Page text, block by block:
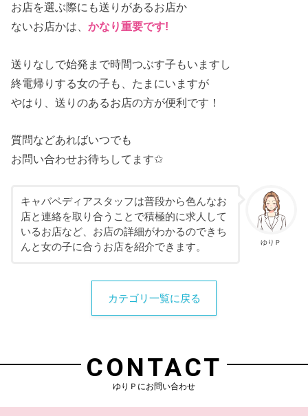
お店を選ぶ際にも送りがあるお店か
ないお店かは、かなり重要です!
送りなしで始発まで時間つぶす子もいますし
終電帰りする女の子も、たまにいますが
やはり、送りのあるお店の方が便利です！
質問などあればいつでも
お問い合わせお待ちしてます✩
ゆりＰ
キャバペディアスタッフは普段から色んなお
店と連絡を取り合うことで積極的に求人して
いるお店など、お店の詳細がわかるのできち
んと女の子に合うお店を紹介できます。
カテゴリ一覧に戻る
CONTACT
ゆりＰにお問い合わせ